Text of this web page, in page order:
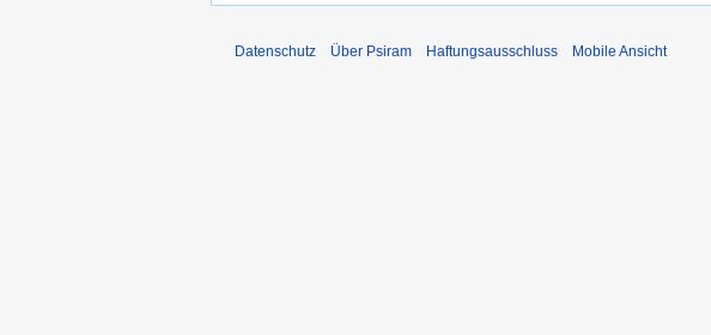
Datenschutz Über Psiram Haftungsausschluss Mobile Ansicht